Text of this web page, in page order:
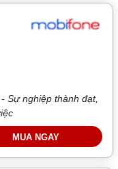
Sự nghiệp thành đạt,
MUA NGAY